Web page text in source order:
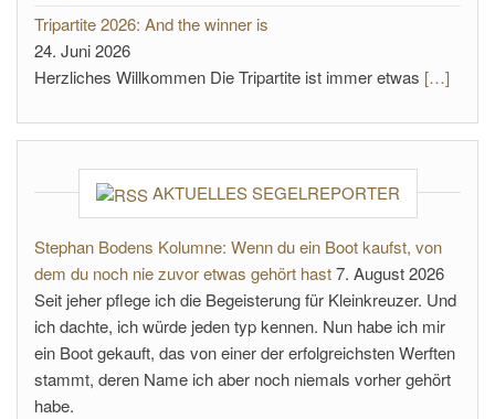
Tripartite 2026: And the winner is
24. Juni 2026
Herzliches Willkommen Die Tripartite ist immer etwas […]
AKTUELLES SEGELREPORTER
Stephan Bodens Kolumne: Wenn du ein Boot kaufst, von
dem du noch nie zuvor etwas gehört hast7. August 2026
Seit jeher pflege ich die Begeisterung für Kleinkreuzer. Und
ich dachte, ich würde jeden typ kennen. Nun habe ich mir
ein Boot gekauft, das von einer der erfolgreichsten Werften
stammt, deren Name ich aber noch niemals vorher gehört
habe.